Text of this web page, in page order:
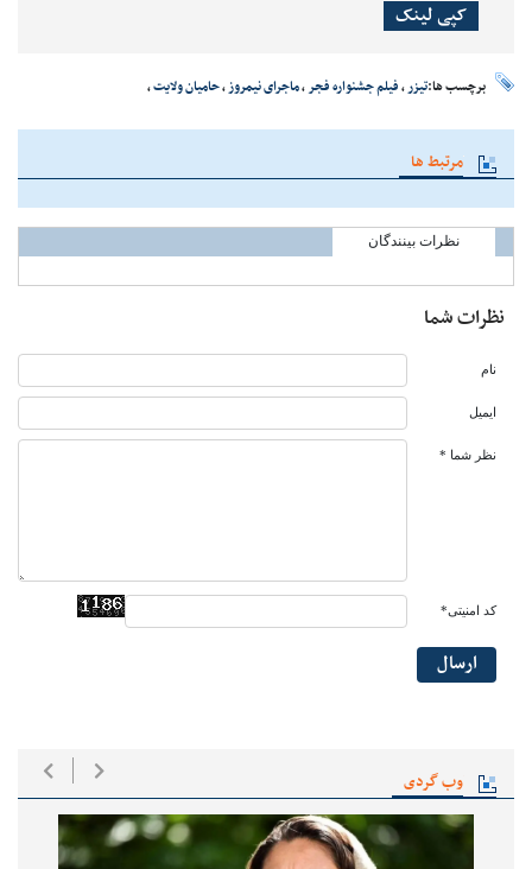
وب گردی
کپی لینک
برچسب ها:تیزر،فیلم جشنواره فجر،ماجرای نیمروز،حامیان ولایت،
مرتبط ها
نظرات بینندگان
نظرات شما
نام
ایمیل
نظر شما *
کد امنیتی*
ارسال